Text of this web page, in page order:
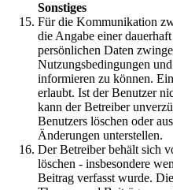
Sonstiges
Für die Kommunikation
die Angabe einer
persönlichen Daten
Nutzungsbedingungen
informieren zu können.
erlaubt. Ist der Benutzer
kann der Betreiber
Benutzers löschen oder
Änderungen unterstellen.
Der Betreiber behält sich
löschen - insbesondere
Beitrag verfasst wurde.